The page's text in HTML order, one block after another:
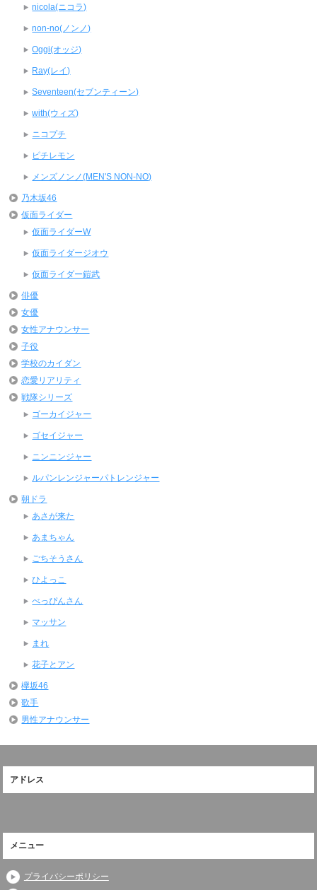
nicola(ニコラ)
non-no(ノンノ)
Oggi(オッジ)
Ray(レイ)
Seventeen(セブンティーン)
with(ウィズ)
ニコプチ
ピチレモン
メンズノンノ(MEN'S NON-NO)
乃木坂46
仮面ライダー
仮面ライダーW
仮面ライダージオウ
仮面ライダー鎧武
俳優
女優
女性アナウンサー
子役
学校のカイダン
恋愛リアリティ
戦隊シリーズ
ゴーカイジャー
ゴセイジャー
ニンニンジャー
ルパンレンジャーパトレンジャー
朝ドラ
あさが来た
あまちゃん
ごちそうさん
ひよっこ
べっぴんさん
マッサン
まれ
花子とアン
欅坂46
歌手
男性アナウンサー
アドレス
メニュー
プライバシーポリシー